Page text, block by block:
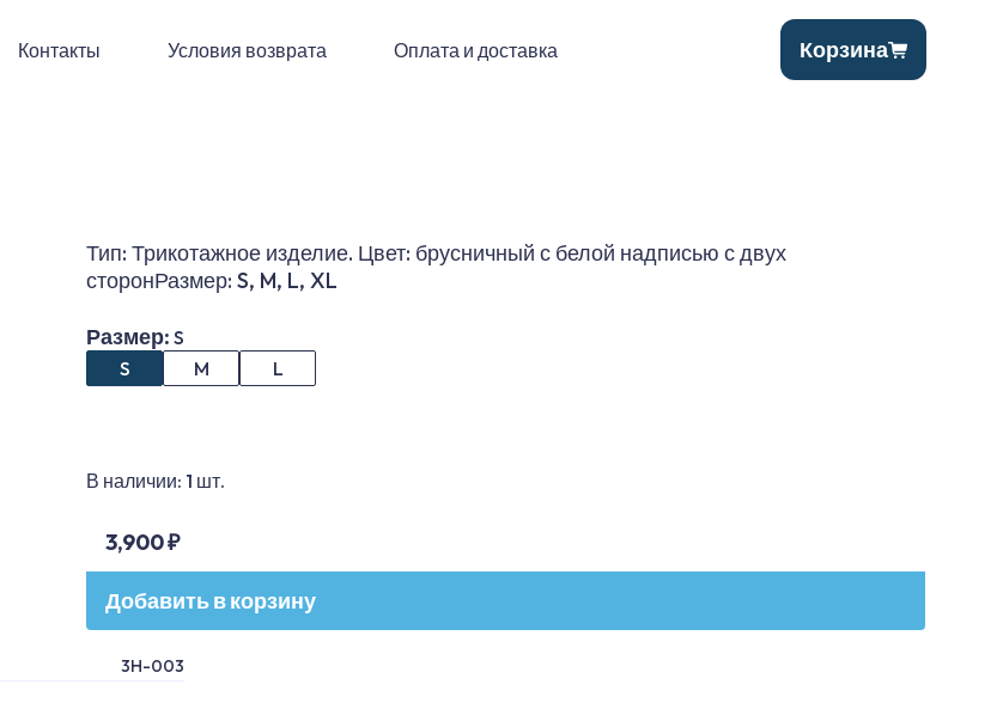
Контакты Условия возврата Оплата и доставка Корзина
Тип: Трикотажное изделие. Цвет: брусничный с белой надписью с двух
сторонРазмер: S, M, L, XL
Размер: S
S
M L
В наличии: 1 шт.
3,900 ₽
Добавить в корзину
3H-003